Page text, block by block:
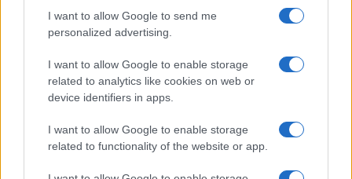
I want to allow Google to send me
personalized advertising.
I want to allow Google to enable storage
related to analytics like cookies on web or
device identifiers in apps.
I want to allow Google to enable storage
related to functionality of the website or app.
Koroške reke so opazno upadle,
zadnja dva tedna skoraj brez
jubilejni festival narodno-
zabavne glasbe